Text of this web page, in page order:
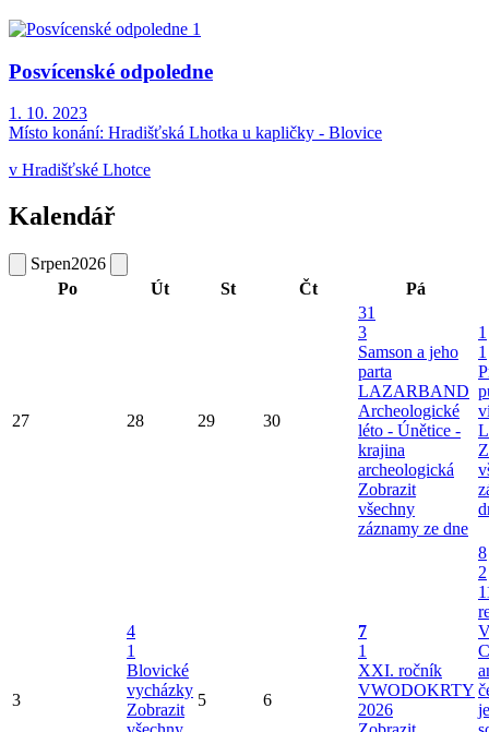
Posvícenské odpoledne
1. 10. 2023
Místo konání: Hradišťská Lhotka u kapličky - Blovice
v Hradišťské Lhotce
Kalendář
Srpen2026
Po
Út St Čt Pá
27 28 29 30
31
3
Samson a jeho
parta
LAZARBAND
Archeologické
léto - Únětice -
krajina
archeologická
Zobrazit
všechny
záznamy ze dne
1
1
3
4
1
Blovické
vycházky
Zobrazit
5 6
7
1
XXI. ročník
VWODOKRTY
2026
8
2